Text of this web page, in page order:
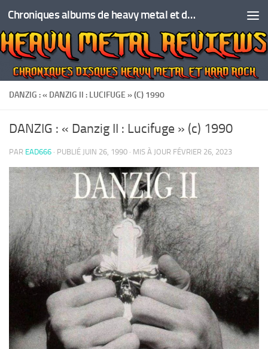
Skip to content Chroniques albums de heavy metal et de hard rock
DANZIG : « DANZIG II : LUCIFUGE » (C) 1990
DANZIG : « Danzig II : Lucifuge » (c) 1990
PAR EAD666 · PUBLIÉ JUIN 26, 1990 · MIS À JOUR FÉVRIER 26, 2023